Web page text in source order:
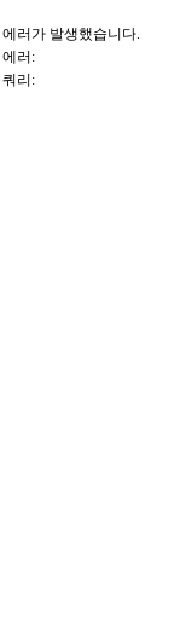
에러가 발생했습니다.
에러:
쿼리: